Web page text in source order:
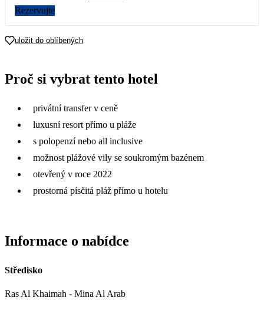
14
24 169
21
24 509
22
21 439
33 049 29 739 24 949
Rezervujte
uložit do oblíbených
Proč si vybrat tento hotel
privátní transfer v ceně
luxusní resort přímo u pláže
s polopenzí nebo all inclusive
možnost plážové vily se soukromým bazénem
otevřený v roce 2022
prostorná písčitá pláž přímo u hotelu
Informace o nabídce
Středisko
Ras Al Khaimah - Mina Al Arab